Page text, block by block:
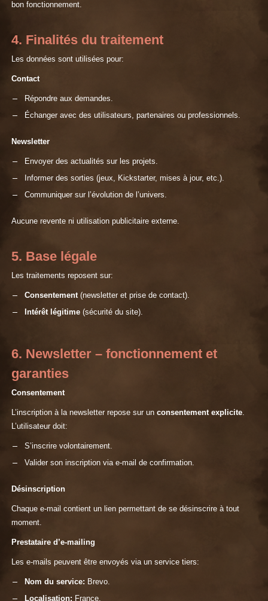
bon fonctionnement.
4. Finalités du traitement
Les données sont utilisées pour:
Contact
Répondre aux demandes.
Échanger avec des utilisateurs, partenaires ou professionnels.
Newsletter
Envoyer des actualités sur les projets.
Informer des sorties (jeux, Kickstarter, mises à jour, etc.).
Communiquer sur l’évolution de l’univers.
Aucune revente ni utilisation publicitaire externe.
5. Base légale
Les traitements reposent sur:
Consentement(newsletter et prise de contact).
Intérêt légitime (sécurité du site).
6. Newsletter – fonctionnement et
garanties
Consentement
L’inscription à la newsletter repose sur un consentement explicite.
L’utilisateur doit:
S’inscrire volontairement.
Valider son inscription via e-mail de confirmation.
Désinscription
Chaque e-mail contient un lien permettant de se désinscrire à tout
moment.
Prestataire d’e-mailing
Les e-mails peuvent être envoyés via un service tiers:
Nom du service: Brevo.
Localisation: France.